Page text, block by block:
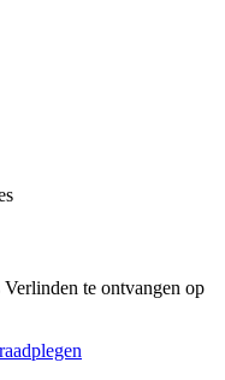
te ontvangen op